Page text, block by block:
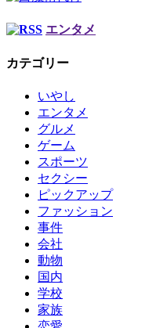
エンタメ
カテゴリー
いやし
エンタメ
グルメ
ゲーム
スポーツ
セクシー
ピックアップ
ファッション
事件
会社
動物
国内
学校
家族